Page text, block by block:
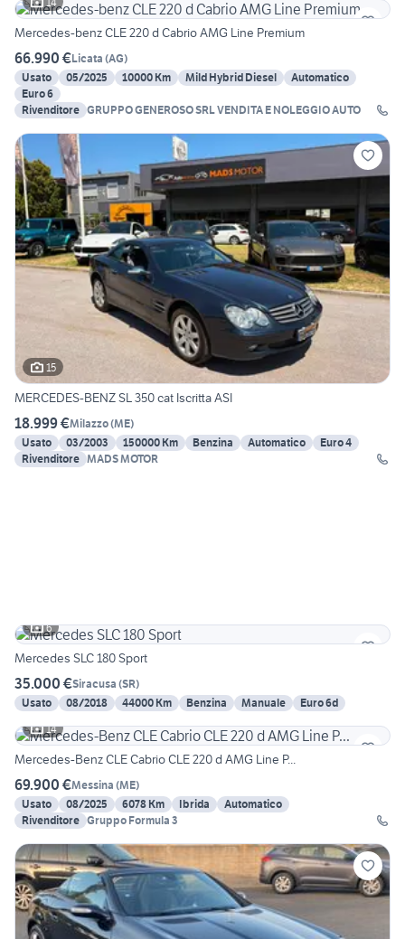
Mercedes-benz CLE 220 d Cabrio AMG Line Premium
66.990 €Licata (AG)
Usato
05/2025 10000 Km Mild Hybrid Diesel
Automatico
Euro 6
Rivenditore GRUPPO GENEROSO SRL VENDITA E NOLEGGIO AUTO
15
MERCEDES-BENZ SL 350 cat Iscritta ASI
18.999 €Milazzo(ME)
Usato
03/2003 150000 Km Benzina Automatico
Euro 4
Rivenditore MADS MOTOR
6
Mercedes SLC 180 Sport
35.000 €Siracusa (SR)
Usato
08/2018 44000 Km Benzina Manuale
Euro 6d
14
Mercedes-Benz CLE Cabrio CLE 220 d AMG Line P...
69.900 €Messina (ME)
Usato
08/2025 6078 Km Ibrida
Automatico
Rivenditore Gruppo Formula 3